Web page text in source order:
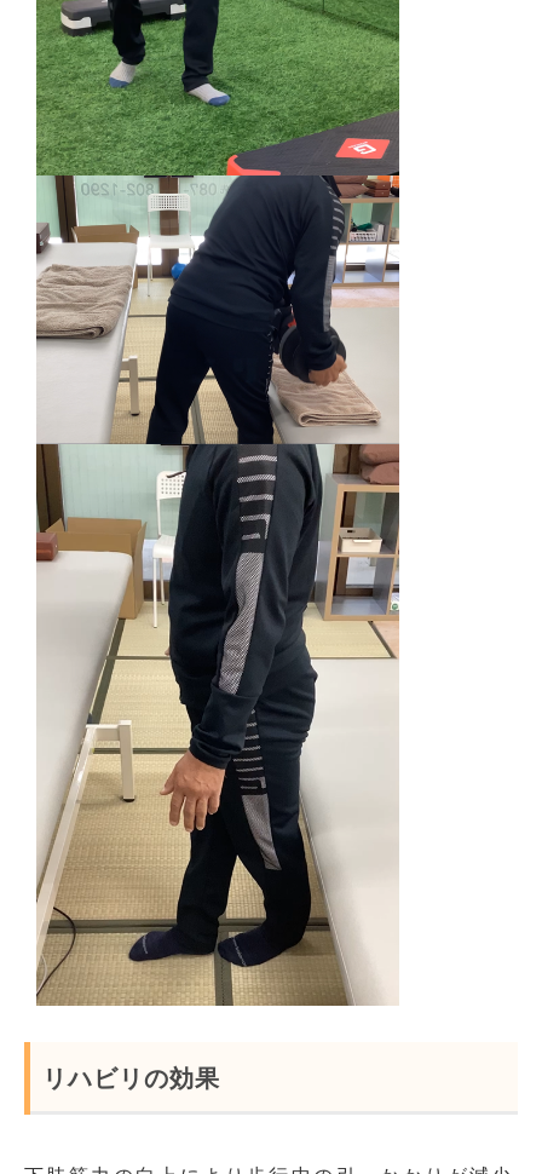
リハビリの効果